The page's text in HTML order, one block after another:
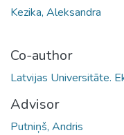
Kezika, Aleksandra
Co-author
Latvijas Universitāte.
Advisor
Putniņš, Andris